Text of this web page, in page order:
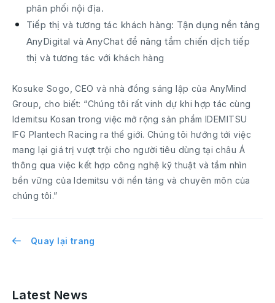
phân phối nội địa.
Tiếp thị và tương tác khách hàng: Tận dụng nền tảng
AnyDigital và AnyChat để nâng tầm chiến dịch tiếp
thị và tương tác với khách hàng
Kosuke Sogo, CEO và nhà đồng sáng lập của AnyMind
Group, cho biết: “Chúng tôi rất vinh dự khi hợp tác cùng
Idemitsu Kosan trong việc mở rộng sản phẩm IDEMITSU
IFG Plantech Racing ra thế giới. Chúng tôi hướng tới việc
mang lại giá trị vượt trội cho người tiêu dùng tại châu Á
thông qua việc kết hợp công nghệ kỹ thuật và tầm nhìn
bền vững của Idemitsu với nền tảng và chuyên môn của
chúng tôi.”
Quay lại trang
Latest News